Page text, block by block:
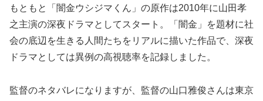
もともと「闇金ウシジマくん」の原作は2010年に山田孝
之主演の深夜ドラマとしてスタート。「闇金」を題材に社
会の底辺を生きる人間たちをリアルに描いた作品で、深夜
ドラマとしては異例の高視聴率を記録しました。
監督のネタバレになりますが、監督の山口雅俊さんは東京